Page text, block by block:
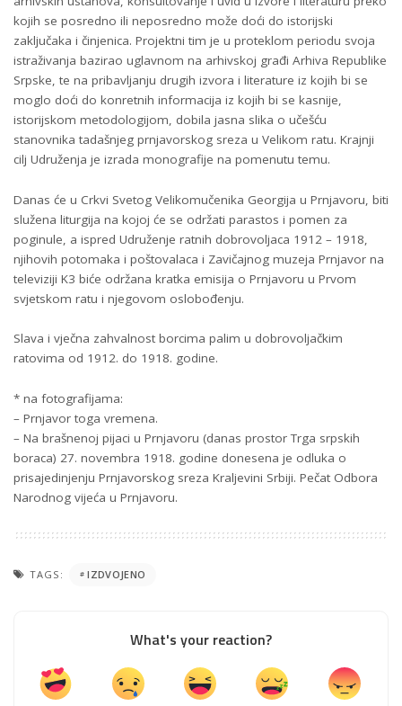
kojih se posredno ili neposredno može doći do istorijski
zaključaka i činjenica. Projektni tim je u proteklom periodu svoja
istraživanja bazirao uglavnom na arhivskoj građi Arhiva Republike
Srpske, te na pribavljanju drugih izvora i literature iz kojih bi se
moglo doći do konretnih informacija iz kojih bi se kasnije,
istorijskom metodologijom, dobila jasna slika o učešću
stanovnika tadašnjeg prnjavorskog sreza u Velikom ratu. Krajnji
cilj Udruženja je izrada monografije na pomenutu temu.
Danas će u Crkvi Svetog Velikomučenika Georgija u Prnjavoru, biti
služena liturgija na kojoj će se održati parastos i pomen za
poginule, a ispred Udruženje ratnih dobrovoljaca 1912 – 1918,
njihovih potomaka i poštovalaca i Zavičajnog muzeja Prnjavor na
televiziji K3 biće održana kratka emisija o Prnjavoru u Prvom
svjetskom ratu i njegovom oslobođenju.
Slava i vječna zahvalnost borcima palim u dobrovoljačkim
ratovima od 1912. do 1918. godine.
* na fotografijama:
– Prnjavor toga vremena.
– Na brašnenoj pijaci u Prnjavoru (danas prostor Trga srpskih
boraca) 27. novembra 1918. godine donesena je odluka o
prisajedinjenju Prnjavorskog sreza Kraljevini Srbiji. Pečat Odbora
Narodnog vijeća u Prnjavoru.
TAGS: IZDVOJENO
What's your reaction?